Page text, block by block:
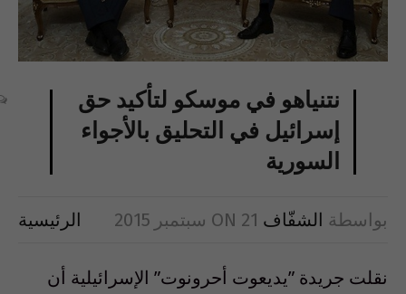
نتنياهو في موسكو لتأكيد حق
إسرائيل في التحليق بالأجواء
السورية
بواسطة الشفّاف ON 21 سبتمبر 2015 الرئيسية
نقلت جريدة ‫”‬يديعوت أحرونوت‫”‬ الإسرائيلية أن